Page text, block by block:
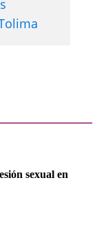
sexual en